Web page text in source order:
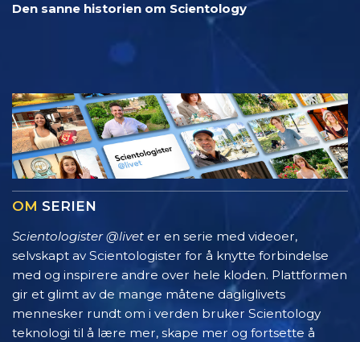
Den sanne historien om Scientology
OM SERIEN
Scientologister @livet er en serie med videoer,
selvskapt av Scientologister for å knytte forbindelse
med og inspirere andre over hele kloden. Plattformen
gir et glimt av de mange måtene dagliglivets
mennesker rundt om i verden bruker Scientology
teknologi til å lære mer, skape mer og fortsette å